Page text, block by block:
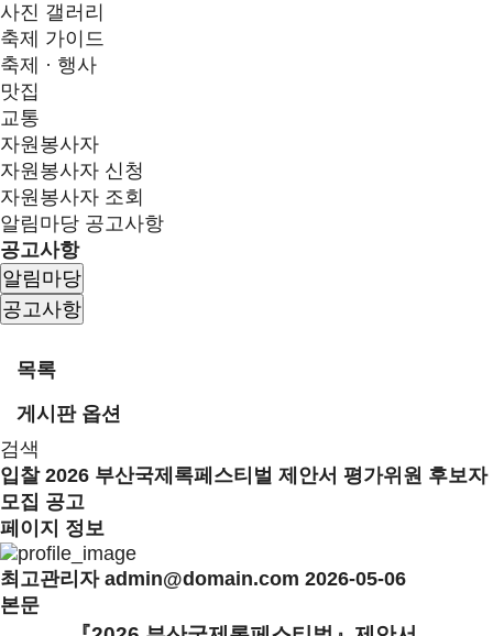
사진 갤러리
축제 가이드
축제 · 행사
맛집
교통
자원봉사자
자원봉사자 신청
자원봉사자 조회
알림마당 공고사항
공고사항
알림마당
공고사항
목록
게시판 옵션
검색
입찰 2026 부산국제록페스티벌 제안서 평가위원 후보자
모집 공고
페이지 정보
최고관리자 admin@domain.com 2026-05-06
본문